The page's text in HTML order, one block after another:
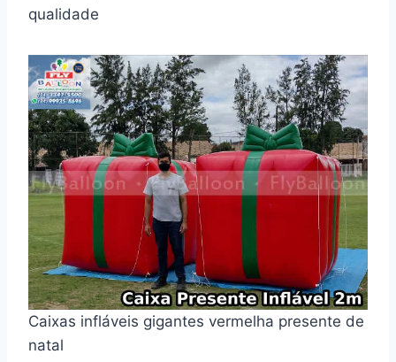
qualidade
Caixas infláveis gigantes vermelha presente de
natal